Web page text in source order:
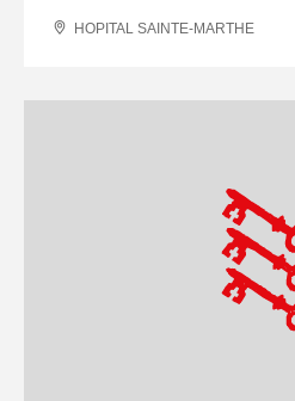
HOPITAL SAINTE-MARTHE